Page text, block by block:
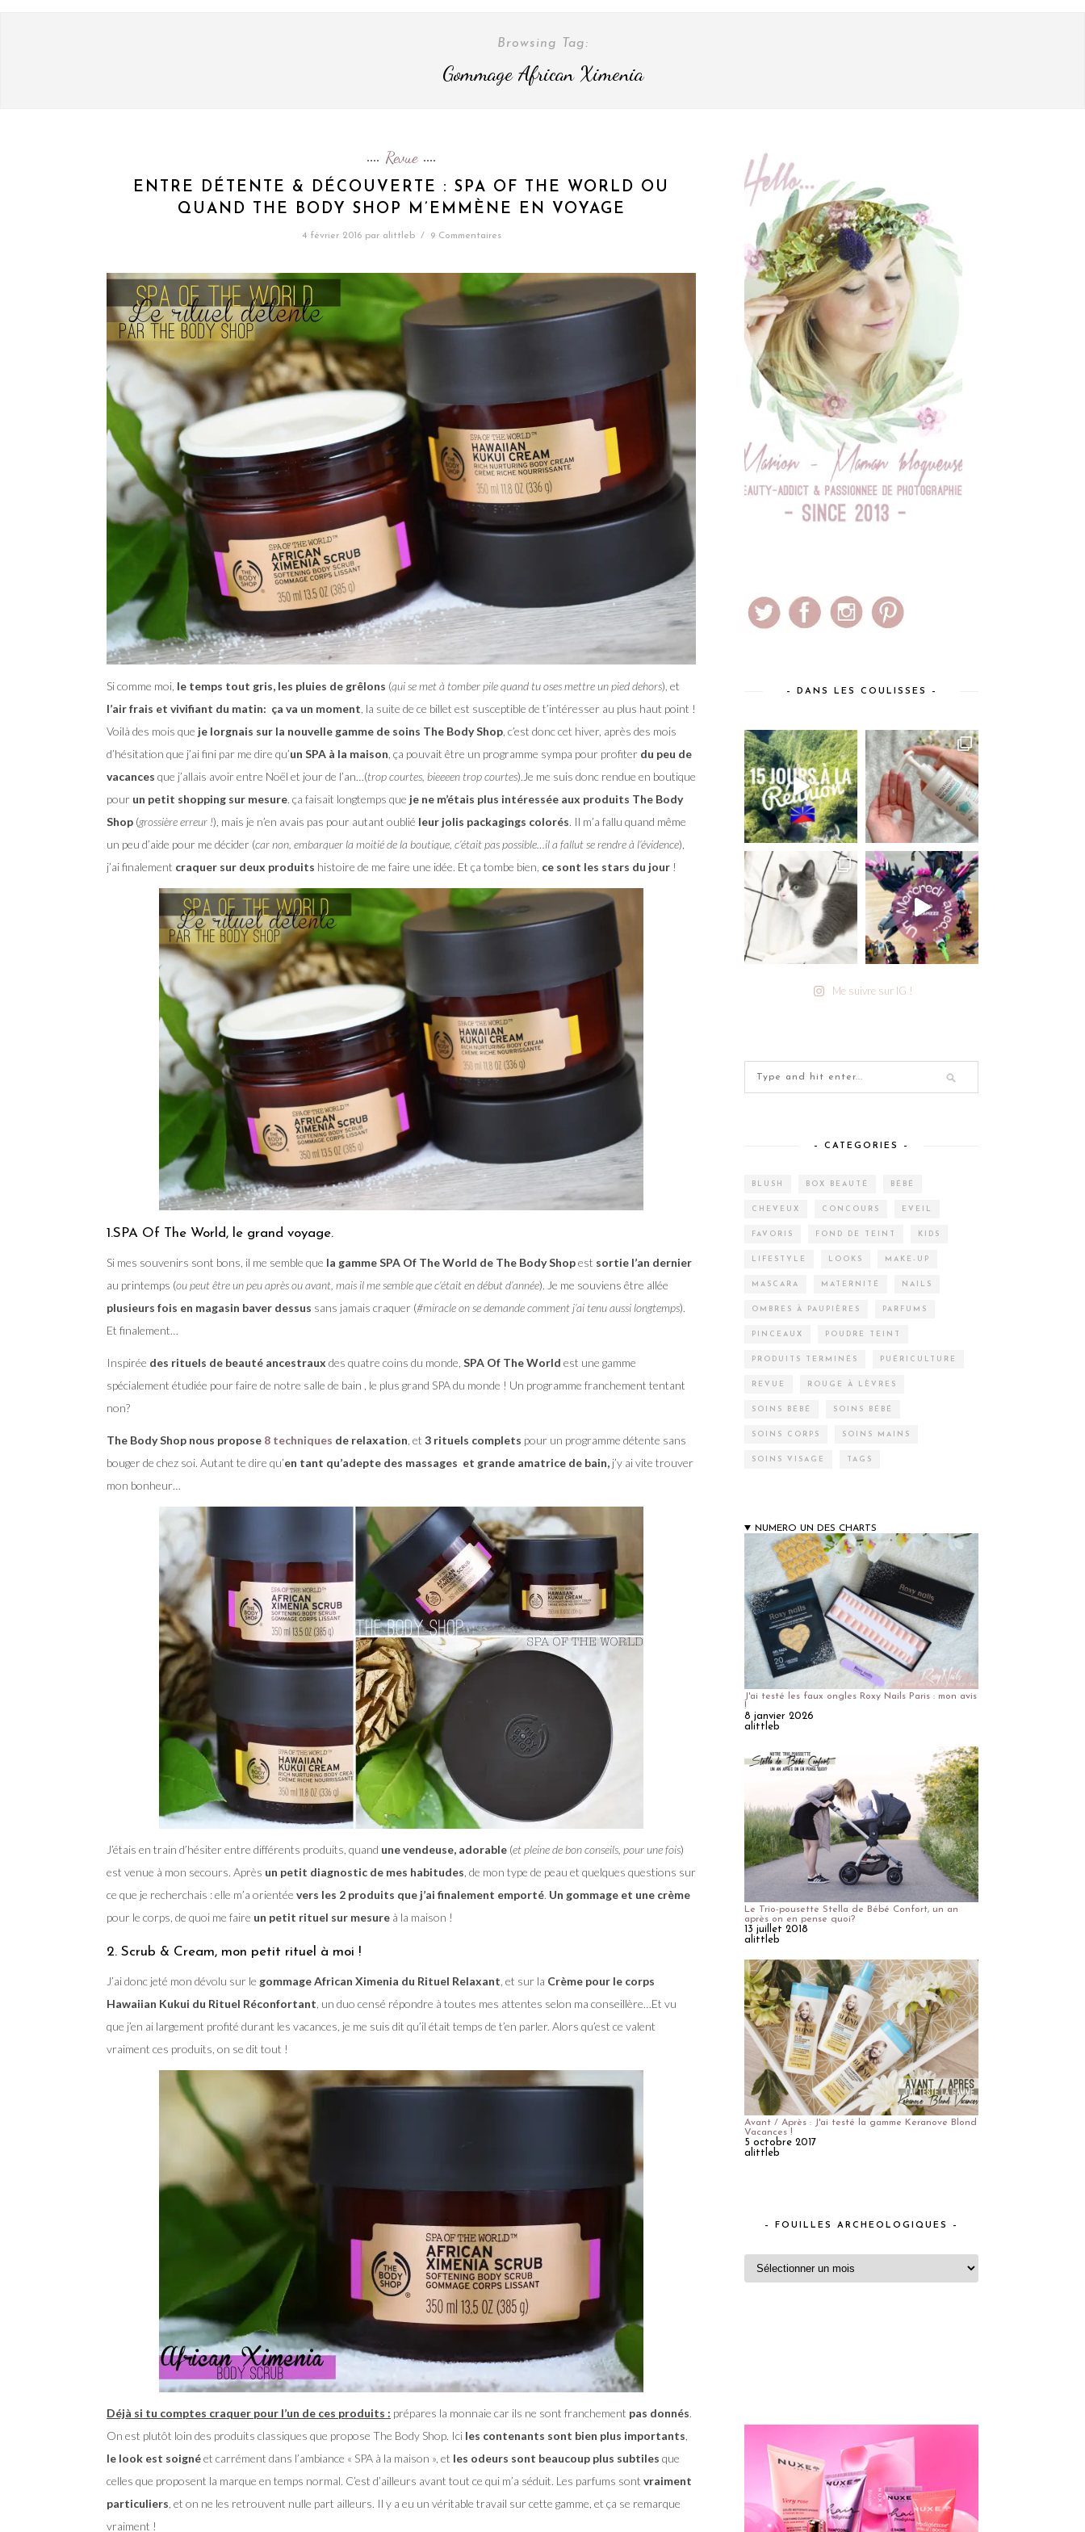
Browsing Tag:
Gommage African Ximenia
Revue
ENTRE DÉTENTE & DÉCOUVERTE : SPA OF THE WORLD OU
QUAND THE BODY SHOP M’EMMÈNE EN VOYAGE
4 février 2016 par alittleb / 9 Commentaires
Si comme moi, le temps tout gris, les pluies de grêlons (qui se met à tomber pile quand tu oses mettre un pied dehors), et
l’air frais et vivifiant du matin: ça va un moment , la suite de ce billet est susceptible de t’intéresser au plus haut point !
Voilà des mois que je lorgnais sur la nouvelle gamme de soins The Body Shop , c’est donc cet hiver, après des mois
d’hésitation que j’ai fini par me dire qu’un SPA à la maison , ça pouvait être un programme sympa pour profiter du peu de
vacances que j’allais avoir entre Noël et jour de l’an…(trop courtes, bieeeen trop courtes).Je me suis donc rendue en boutique
pour un petit shopping sur mesure. ça faisait longtemps que je ne m’étais plus intéressée aux produits The Body
Shop (grossière erreur !), mais je n’en avais pas pour autant oublié leur jolis packagings colorés. Il m’a fallu quand même
un peu d’aide pour me décider (car non, embarquer la moitié de la boutique, c’était pas possible…il a fallut se rendre à l’évidence),
j’ai finalement craquer sur deux produits histoire de me faire une idée. Et ça tombe bien, ce sont les stars du jour !
1.SPA Of The World, le grand voyage.
Si mes souvenirs sont bons, il me semble que la gamme SPA Of The World de The Body Shopest sortie l’an dernier
au printemps (ou peut être un peu après ou avant, mais il me semble que c’était en début d’année). Je me souviens être allée
plusieurs fois en magasin baver dessus sans jamais craquer (#miracle on se demande comment j’ai tenu aussi longtemps).
Et finalement…
Inspirée des rituels de beauté ancestraux des quatre coins du monde, SPA Of The World est une gamme
spécialement étudiée pour faire de notre salle de bain , le plus grand SPA du monde ! Un programme franchement tentant
non?
The Body Shop nous propose 8 techniques de relaxation , et 3 rituels complets pour un programme détente sans
bouger de chez soi. Autant te dire qu’en tant qu’adepte des massages et grande amatrice de bain, j’y ai vite trouver
mon bonheur…
J’étais en train d’hésiter entre différents produits, quand une vendeuse, adorable (et pleine de bon conseils, pour une fois)
est venue à mon secours. Après un petit diagnostic de mes habitudes , de mon type de peau et quelques questions sur
ce que je recherchais : elle m’a orientée vers les 2 produits que j’ai finalement emporté. Un gommage et une crème
pour le corps, de quoi me faire un petit rituel sur mesure à la maison !
2. Scrub & Cream, mon petit rituel à moi !
J’ai donc jeté mon dévolu sur le gommage African Ximenia du Rituel Relaxant , et sur la Crème pour le corps
Hawaiian Kukui du Rituel Réconfortant , un duo censé répondre à toutes mes attentes selon ma conseillère…Et vu
que j’en ai largement profité durant les vacances, je me suis dit qu’il était temps de t’en parler. Alors qu’est ce valent
vraiment ces produits, on se dit tout !
Déjà si tu comptes craquer pour l’un de ces produits : prépares la monnaie car ils ne sont franchement pas donnés.
On est plutôt loin des produits classiques que propose The Body Shop. Ici les contenants sont bien plus importants
le look est soignéet carrément dans l’ambiance « SPA à la maison », et les odeurs sont beaucoup plus subtiles que
celles que proposent la marque en temps normal. C’est d’ailleurs avant tout ce qui m’a séduit. Les parfums sont vraiment
particuliers , et on ne les retrouvent nulle part ailleurs. Il y a eu un véritable travail sur cette gamme, et ça se remarque
vraiment !
– DANS LES COULISSES –
Me suivre sur IG !
– CATEGORIES –
BLUSH BOX BEAUTÉ BÉBÉ
CHEVEUX CONCOURS EVEIL
FAVORIS FOND DE TEINT KIDS
LIFESTYLE LOOKS MAKE-UP
MASCARA MATERNITÉ NAILS
OMBRES À PAUPIÈRES PARFUMS
PINCEAUX POUDRE TEINT
PRODUITS TERMINÉS PUÉRICULTURE
REVUE ROUGE À LÈVRES
SOINS BÉBÉ SOINS BÉBÉ
SOINS CORPS SOINS MAINS
SOINS VISAGE TAGS
NUMERO UN DES CHARTS
J'ai testé les faux ongles Roxy Nails Paris : mon avis
!
8 janvier 2026
alittleb
Le Trio-pousette Stella de Bébé Confort, un an
après on en pense quoi?
13 juillet 2018
alittleb
Avant / Après : J'ai testé la gamme Keranove Blond
Vacances !
5 octobre 2017
alittleb
– FOUILLES ARCHEOLOGIQUES –